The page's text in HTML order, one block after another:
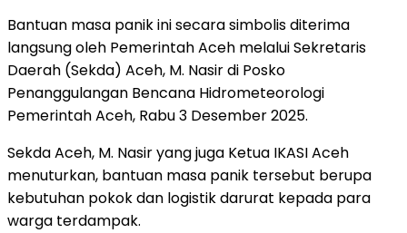
Bantuan masa panik ini secara simbolis diterima
langsung oleh Pemerintah Aceh melalui Sekretaris
Daerah (Sekda) Aceh, M. Nasir di Posko
Penanggulangan Bencana Hidrometeorologi
Pemerintah Aceh, Rabu 3 Desember 2025.
Sekda Aceh, M. Nasir yang juga Ketua IKASI Aceh
menuturkan, bantuan masa panik tersebut berupa
kebutuhan pokok dan logistik darurat kepada para
warga terdampak.